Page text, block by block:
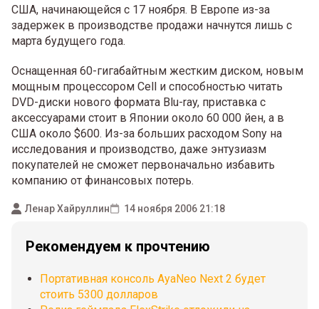
США, начинающейся с 17 ноября. В Европе из-за
задержек в производстве продажи начнутся лишь с
марта будущего года.
Оснащенная 60-гигабайтным жестким диском, новым
мощным процессором Cell и способностью читать
DVD-диски нового формата Blu-ray, приставка с
аксессуарами стоит в Японии около 60 000 йен, а в
США около $600. Из-за больших расходом Sony на
исследования и производство, даже энтузиазм
покупателей не сможет первоначально избавить
компанию от финансовых потерь.
Ленар Хайруллин 14 ноября 2006 21:18
Рекомендуем к прочтению
Портативная консоль AyaNeo Next 2 будет
стоить 5300 долларов